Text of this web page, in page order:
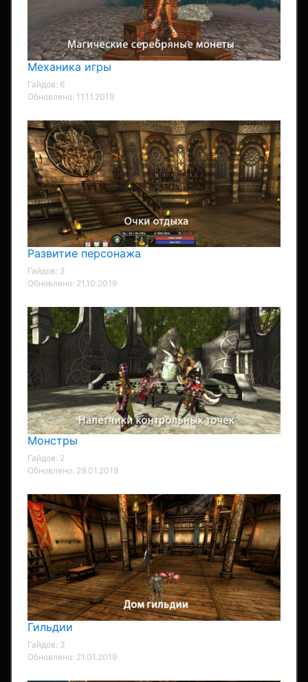
Механика игры
Гайдов: 6
Обновлено: 11.11.2019
Развитие персонажа
Гайдов: 3
Обновлено: 21.10.2019
Монстры
Гайдов: 2
Обновлено: 29.01.2019
Гильдии
Гайдов: 3
Обновлено: 21.01.2019